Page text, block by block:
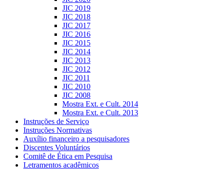
JIC 2019
JIC 2018
JIC 2017
JIC 2016
JIC 2015
JIC 2014
JIC 2013
JIC 2012
JIC 2011
JIC 2010
JIC 2008
Mostra Ext. e Cult. 2014
Mostra Ext. e Cult. 2013
Instruções de Serviço
Instruções Normativas
Auxílio financeiro a pesquisadores
Discentes Voluntários
Comitê de Ética em Pesquisa
Letramentos acadêmicos